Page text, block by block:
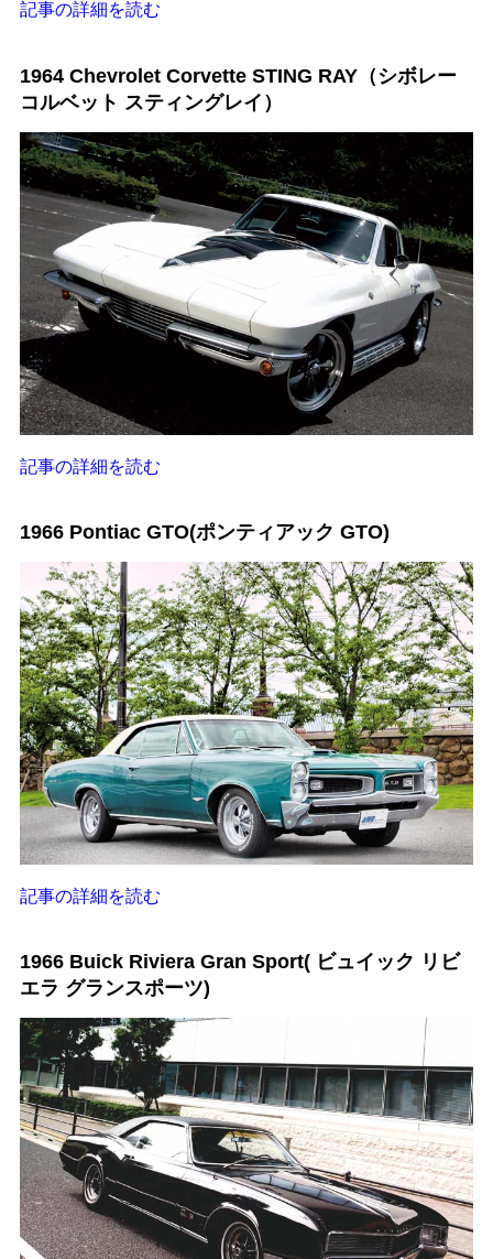
記事の詳細を読む
1964 Chevrolet Corvette STING RAY（シボレー
コルベット スティングレイ）
記事の詳細を読む
1966 Pontiac GTO(ポンティアック GTO)
記事の詳細を読む
1966 Buick Riviera Gran Sport( ビュイック リビ
エラ グランスポーツ)